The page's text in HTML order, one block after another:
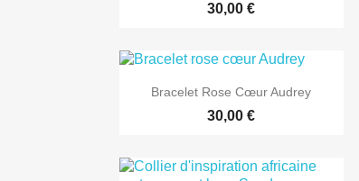
30,00 €
 Aperçu rapide
Bracelet Rose Cœur Audrey
30,00 €